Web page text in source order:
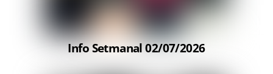
Info Setmanal 02/07/2026